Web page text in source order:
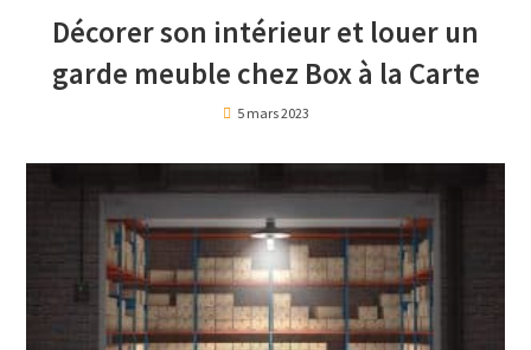
Décorer son intérieur et louer un
garde meuble chez Box à la Carte
5 mars 2023